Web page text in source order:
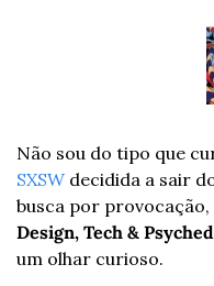
SXSW decidida a sair
busca por
Design, Tech &
um olhar curioso.